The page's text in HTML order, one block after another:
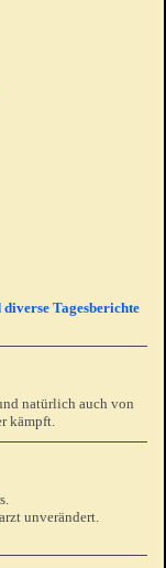
Tagesberichte
natürlich auch von
kämpft.
unverändert.